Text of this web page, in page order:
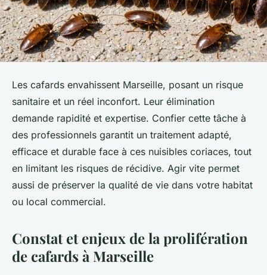
Les cafards envahissent Marseille, posant un risque
sanitaire et un réel inconfort. Leur élimination
demande rapidité et expertise. Confier cette tâche à
des professionnels garantit un traitement adapté,
efficace et durable face à ces nuisibles coriaces, tout
en limitant les risques de récidive. Agir vite permet
aussi de préserver la qualité de vie dans votre habitat
ou local commercial.
Constat et enjeux de la prolifération
de cafards à Marseille